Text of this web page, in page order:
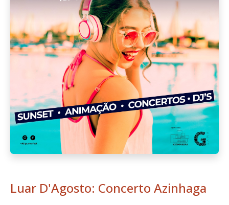
Luar D'Agosto: Concerto Azinhaga